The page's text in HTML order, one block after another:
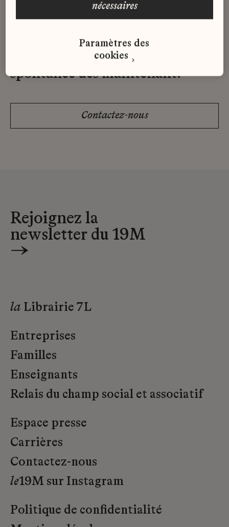
Vous n'avez pas trouvé d'offre
qui correspond à votre profil ?
Envoyez-nous votre candidature
spontanée dès maintenant.
Contactez-nous
Rejoignez la
newsletter du 19M
→
la Librairie 7L
Entreprises
Familles
Enseignants
Relais du champ social et associatif
Espace presse
Carrières
Contactez-nous
le19M sur Instagram
Politique de confidentialité
nécessaires
Paramètres des
cookies